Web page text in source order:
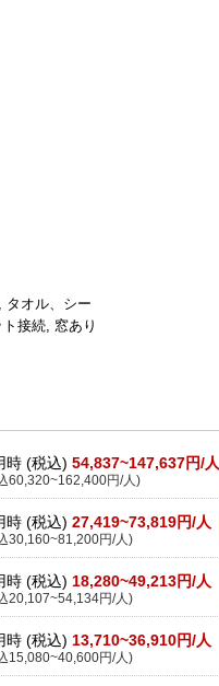
タオル、シー
接続, 窓あり
時 (税込) 54,837~147,637円/人
60,320~162,400円/人)
時 (税込) 27,419~73,819円/人
30,160~81,200円/人)
時 (税込) 18,280~49,213円/人
20,107~54,134円/人)
時 (税込) 13,710~36,910円/人
15,080~40,600円/人)